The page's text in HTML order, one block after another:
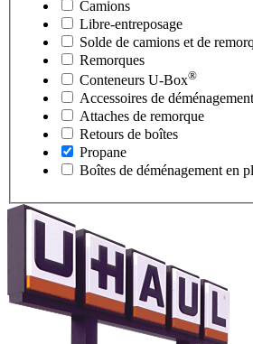
Camions
Libre-entreposage
Solde de camions et de
Remorques
Conteneurs U-Box®
Accessoires de déménagement
Attaches de remorque
Retours de boîtes
Propane
Boîtes de déménagement en